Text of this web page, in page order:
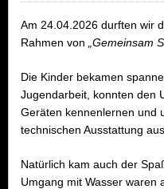
Am 24.04.2026 durften wir
Rahmen von
„Gemeinsam
Die Kinder bekamen
Jugendarbeit, konnten den
Geräten kennenlernen und
technischen Ausstattung
Natürlich kam auch der
Umgang mit Wasser waren